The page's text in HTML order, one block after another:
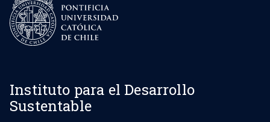
Instituto para el Desarrollo
Sustentable